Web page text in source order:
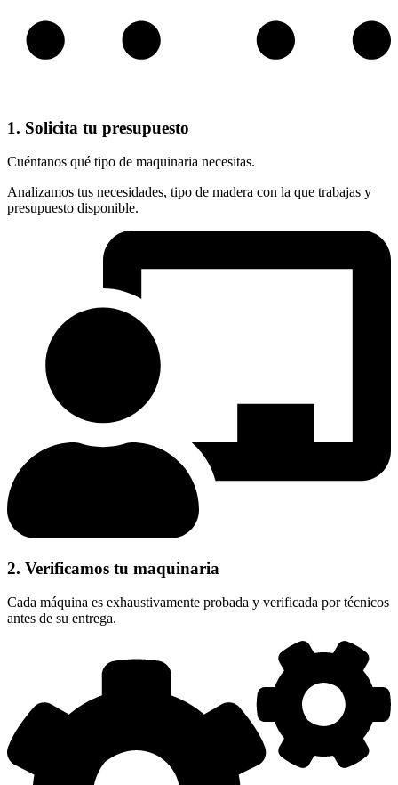
1. Solicita tu presupuesto
Cuéntanos qué tipo de maquinaria necesitas.
Analizamos tus necesidades, tipo de madera con la que trabajas y
presupuesto disponible.
2. Verificamos tu maquinaria
Cada máquina es exhaustivamente probada y verificada por técnicos
antes de su entrega.